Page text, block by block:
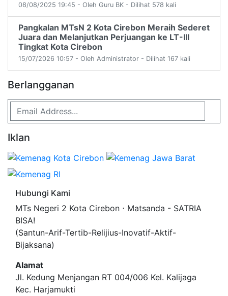
08/08/2025 19:45 - Oleh Guru BK - Dilihat 578 kali
Pangkalan MTsN 2 Kota Cirebon Meraih Sederet
Juara dan Melanjutkan Perjuangan ke LT-III
Tingkat Kota Cirebon
15/07/2026 10:57 - Oleh Administrator - Dilihat 167 kali
Berlangganan
Iklan
Hubungi Kami
MTs Negeri 2 Kota Cirebon ⋅ Matsanda - SATRIA
BISA!
(Santun-Arif-Tertib-Relijius-Inovatif-Aktif-
Bijaksana)
Alamat
Jl. Kedung Menjangan RT 004/006 Kel. Kalijaga
Kec. Harjamukti